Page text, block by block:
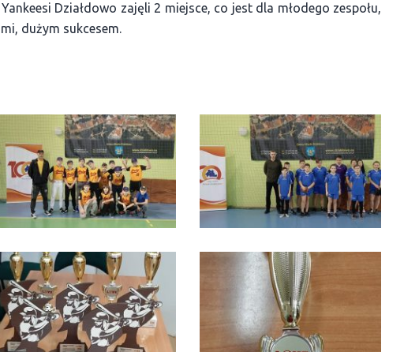
Działdowo zajęli 2 miejsce, co jest dla młodego zespołu,
dużym sukcesem.